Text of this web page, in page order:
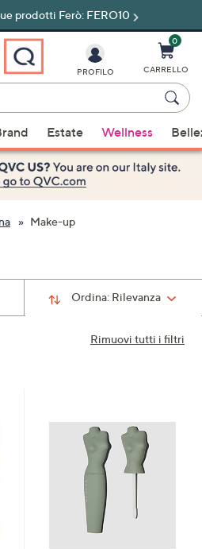
prodotti Ferò: FERO10
PROFILO
0
CARRELLO
Estate Wellness
Make-up
Ordina: Rilevanza
Rimuovi tutti i filtri